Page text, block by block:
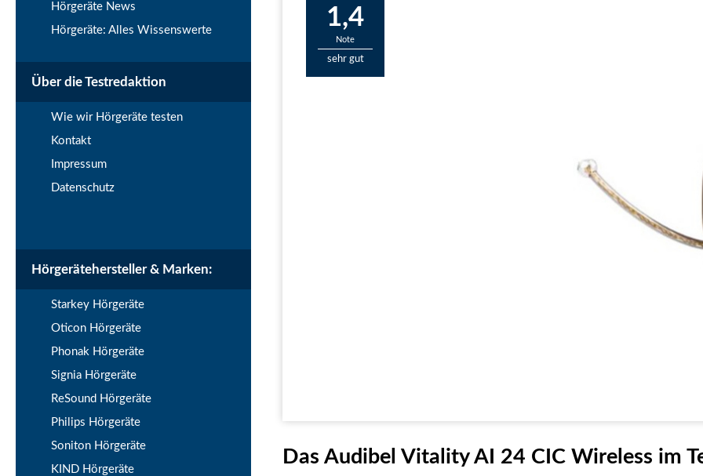
1,4
Note
sehr gut
Das Audibel Vitality AI 24 CIC Wireless im
Hörgeräte News
Hörgeräte: Alles Wissenswerte
Über die Testredaktion
Wie wir Hörgeräte testen
Kontakt
Impressum
Datenschutz
Hörgerätehersteller & Marken:
Starkey Hörgeräte
Oticon Hörgeräte
Phonak Hörgeräte
Signia Hörgeräte
ReSound Hörgeräte
Philips Hörgeräte
Soniton Hörgeräte
KIND Hörgeräte